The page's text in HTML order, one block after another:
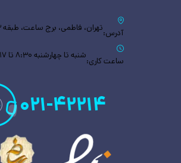
آدرس:تهران، فاطمی، برج ساعت، طبقه ۳، واحد ۳۱
ساعت کاری:شنبه تا چهارشنبه ۸:۳۰ تا ۱۷ و پنج‌شنبه ۸:۳۰ تا ۱۳
۰۲۱-۴۲۲۱۴